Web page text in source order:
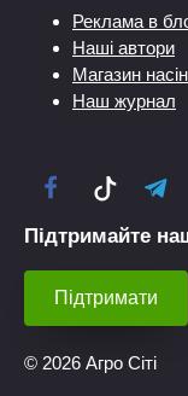
Реклама в
Наші автори
Магазин
Наш журнал
Підтримайте
Підтримати
© 2026 Агро Сіті